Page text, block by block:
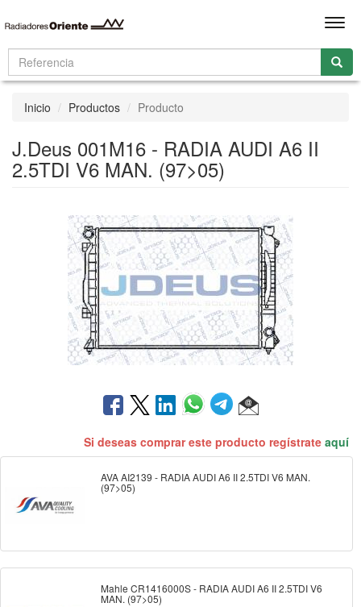
Inicio Productos Producto
J.Deus 001M16 - RADIA AUDI A6 II
2.5TDI V6 MAN. (97>05)
Si deseas comprar este producto regístrate aquí
AVA AI2139 - RADIA AUDI A6 II 2.5TDI V6 MAN.
(97>05)
Mahle CR1416000S - RADIA AUDI A6 II 2.5TDI V6
MAN. (97>05)